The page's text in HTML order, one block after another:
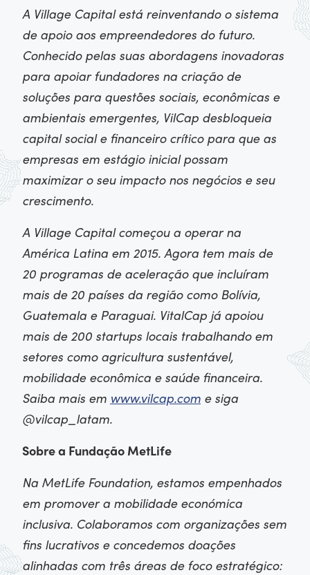
A Village Capital está reinventando o sistema
de apoio aos empreendedores do futuro.
Conhecido pelas suas abordagens inovadoras
para apoiar fundadores na criação de
soluções para questões sociais, econômicas e
ambientais emergentes, VilCap desbloqueia
capital social e financeiro crítico para que as
empresas em estágio inicial possam
maximizar o seu impacto nos negócios e seu
crescimento.
A Village Capital começou a operar na
América Latina em 2015. Agora tem mais de
20 programas de aceleração que incluíram
mais de 20 países da região como Bolívia,
Guatemala e Paraguai. VitalCap já apoiou
mais de 200 startups locais trabalhando em
setores como agricultura sustentável,
mobilidade econômica e saúde financeira.
Saiba mais em www.vilcap.com e siga
@vilcap_latam.
Sobre a Fundação MetLife
Na MetLife Foundation, estamos empenhados
em promover a mobilidade económica
inclusiva. Colaboramos com organizações sem
fins lucrativos e concedemos doações
alinhadas com três áreas de foco estratégico: